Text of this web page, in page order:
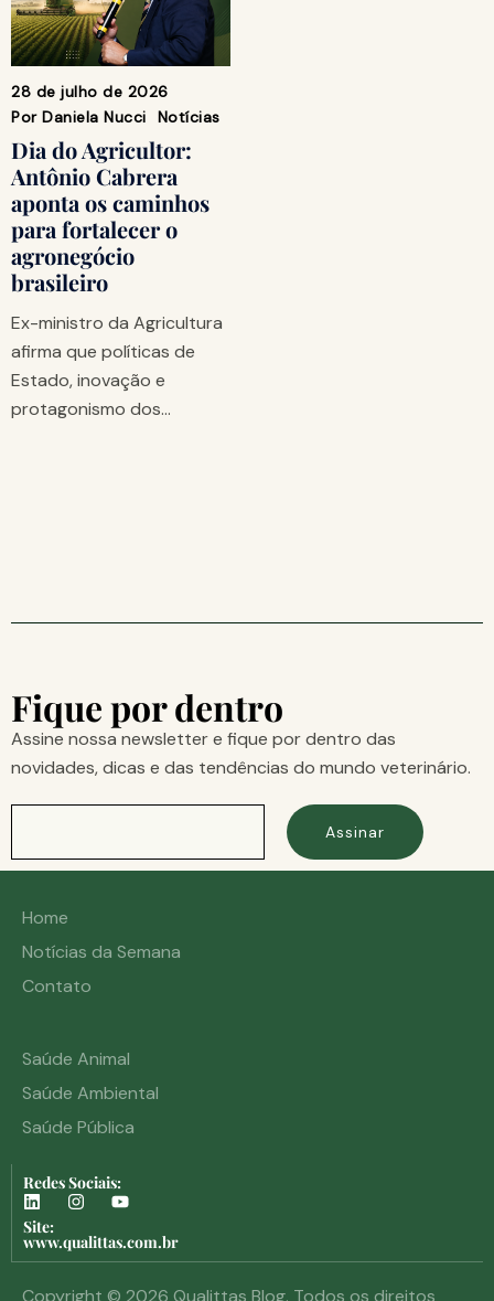
28 de julho de 2026
Por Daniela Nucci Notícias
Dia do Agricultor:
Antônio Cabrera
aponta os caminhos
para fortalecer o
agronegócio
brasileiro
Ex-ministro da Agricultura
afirma que políticas de
Estado, inovação e
protagonismo dos…
Fique por dentro
Assine nossa newsletter e fique por dentro das
novidades, dicas e das tendências do mundo veterinário.
Assinar
Home
Notícias da Semana
Contato
Saúde Animal
Saúde Ambiental
Saúde Pública
Redes Sociais:
Site:
www.qualittas.com.br
Copyright © 2026 Qualittas Blog. Todos os direitos